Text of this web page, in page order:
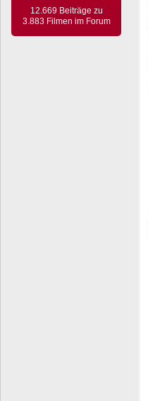
12.669 Beiträge zu
3.883 Filmen im Forum